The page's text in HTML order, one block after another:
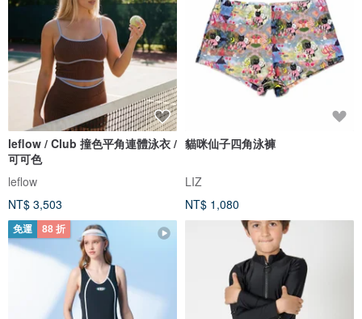
leflow / Club 撞色平角連體泳衣 /
可可色
leflow
NT$ 3,503
貓咪仙子四角泳褲
LIZ
NT$ 1,080
免運 88 折